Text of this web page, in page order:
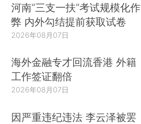
河南“三支一扶”考试规模化作
弊 内外勾结提前获取试卷
2026年08月07日
海外金融专才回流香港 外籍
工作签证翻倍
2026年08月07日
因严重违纪违法 李云泽被罢